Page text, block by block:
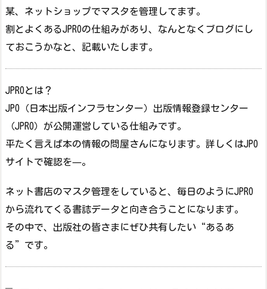
某、ネットショップでマスタを管理してます。
割とよくあるJPROの仕組みがあり、なんとなくブログにし
ておこうかなと、記載いたします。
JPROとは？
JPO（日本出版インフラセンター）出版情報登録センター
（JPRO）が公開運営している仕組みです。
平たく言えば本の情報の問屋さんになります。詳しくはJPO
サイトで確認を—。
ネット書店のマスタ管理をしていると、毎日のようにJPRO
から流れてくる書誌データと向き合うことになります。
その中で、出版社の皆さまにぜひ共有したい“あるあ
る”です。